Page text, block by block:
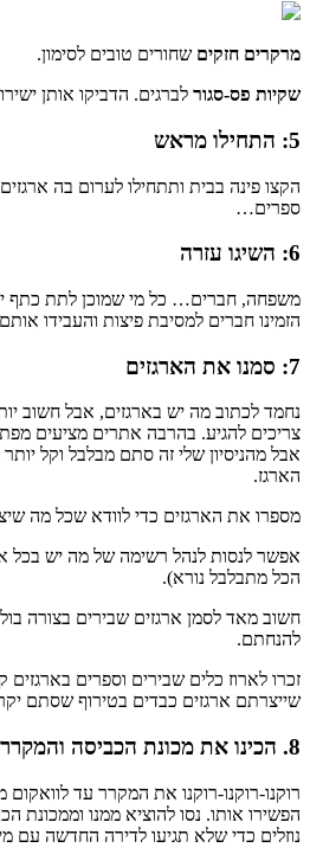
מרקרים חזקים שחורים טובים לסימון.
שקיות פס-סגור לברגים. הדביקו אותן
5: התחילו מראש
הקצו פינה בבית ותתחילו לערום בה
ספרים…
6: השיגו עזרה
משפחה, חברים… כל מי שמוכן לתת כתף
הזמינו חברים למסיבת פיצות והעבידו
7: סמנו את הארגזים
נחמד לכתוב מה יש בארגזים, אבל חשוב
צריכים להגיע. בהרבה אתרים מציעים
אבל מהניסיון שלי זה סתם מבלבל וקל
הארגז.
מספרו את הארגזים כדי לוודא שכל מה
אפשר לנסות לנהל רשימה של מה יש בכל
הכל מתבלבל נורא).
חשוב מאד לסמן ארגזים שבירים בצורה
להנחתם.
זכרו לארוז כלים שבירים וספרים
שייצרתם ארגזים כבדים בטירוף שסתם
8. הכינו את מכונת הכביסה והמקרר
רוקנו-רוקנו-רוקנו את המקרר עד
הפשירו אותו. נסו להוציא ממנו וממכונת
נוזלים כדי שלא תגיעו לדירה החדשה עם